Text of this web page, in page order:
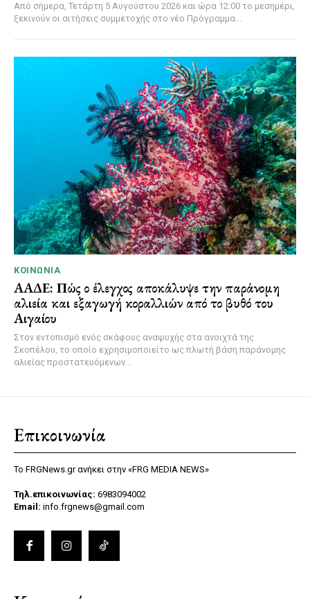
Από σήμερα, Τετάρτη 5 Αυγούστου 2026 και ώρα 12:00 το μεσημέρι,
ξεκινούν οι αιτήσεις συμμετοχής στο νέο Πρόγραμμα...
ΚΟΙΝΩΝΊΑ
ΑΑΔΕ: Πώς ο έλεγχος αποκάλυψε την παράνομη
αλιεία και εξαγωγή κοραλλιών από το βυθό του
Αιγαίου
Στον εντοπισμό ενός σκάφους αναψυχής στα ανοιχτά της
Σκοπέλου, το οποίο εχρησιμοποιείτο ως πλωτή βάση παράνομης
αλιείας προστατευόμενων...
Επικοινωνία
Το FRGNews.gr ανήκει στην «FRG MEDIA NEWS»
Τηλ.επικοινωνίας: 6983094002
Email: info.frgnews@gmail.com